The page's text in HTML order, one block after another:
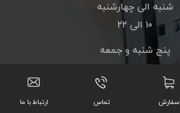
شنبه الی چهارشنبه
۱۰ الی ۲۲
پنج شنبه و جمعه
۱۱ الی ۲۳
سفارش تماس ارتباط با ما